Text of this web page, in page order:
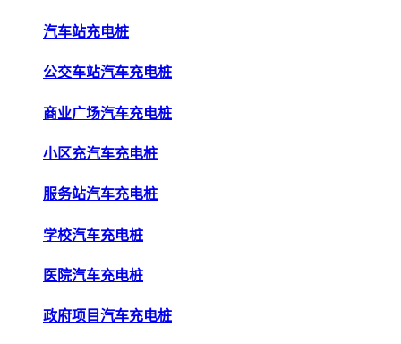
汽车站充电桩
公交车站汽车充电桩
商业广场汽车充电桩
小区充汽车充电桩
服务站汽车充电桩
学校汽车充电桩
医院汽车充电桩
政府项目汽车充电桩